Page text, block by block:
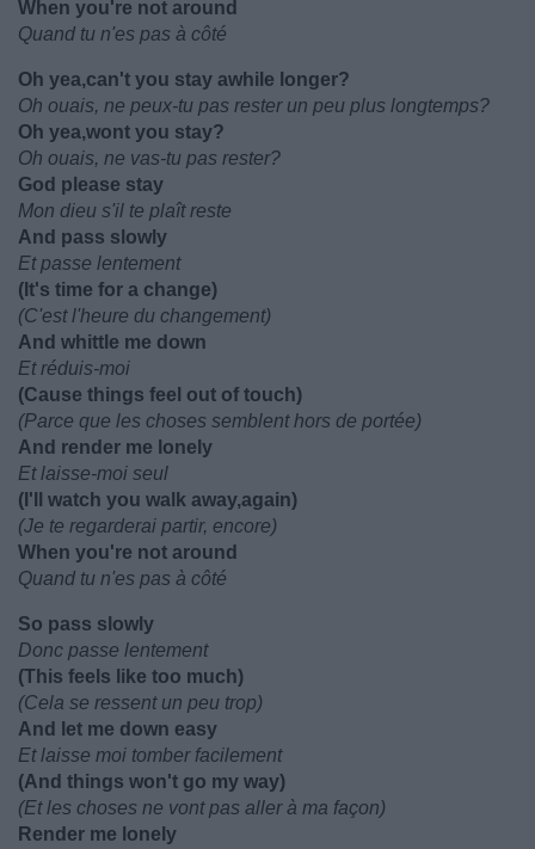
When you're not around
Quand tu n'es pas à côté
Oh yea,can't you stay awhile longer?
Oh ouais, ne peux-tu pas rester un peu plus longtemps?
Oh yea,wont you stay?
Oh ouais, ne vas-tu pas rester?
God please stay
Mon dieu s'il te plaît reste
And pass slowly
Et passe lentement
(It's time for a change)
(C'est l'heure du changement)
And whittle me down
Et réduis-moi
(Cause things feel out of touch)
(Parce que les choses semblent hors de portée)
And render me lonely
Et laisse-moi seul
(I'll watch you walk away,again)
(Je te regarderai partir, encore)
When you're not around
Quand tu n'es pas à côté
So pass slowly
Donc passe lentement
(This feels like too much)
(Cela se ressent un peu trop)
And let me down easy
Et laisse moi tomber facilement
(And things won't go my way)
(Et les choses ne vont pas aller à ma façon)
Render me lonely